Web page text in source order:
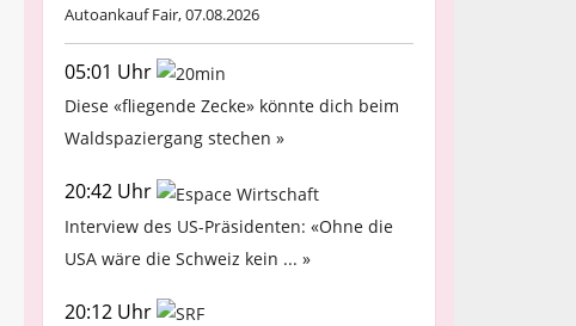
Autoankauf Fair, 07.08.2026
05:01 Uhr
Diese «fliegende Zecke» könnte dich beim
Waldspaziergang stechen »
20:42 Uhr
Interview des US-Präsidenten: «Ohne die
USA wäre die Schweiz kein ... »
20:12 Uhr